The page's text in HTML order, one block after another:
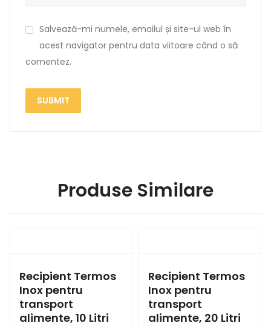
Salvează-mi numele, emailul și site-ul web în
acest navigator pentru data viitoare când o să
comentez.
Produse Similare
Recipient Termos
Inox pentru
transport
alimente, 10 Litri
Recipient Termos
Inox pentru
transport
alimente, 20 Litri